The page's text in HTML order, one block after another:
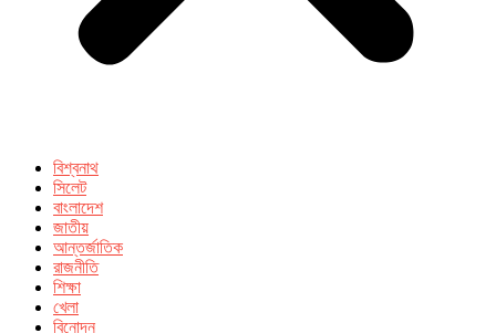
বিশ্বনাথ
সিলেট
বাংলাদেশ
জাতীয়
আন্তর্জাতিক
রাজনীতি
শিক্ষা
খেলা
বিনোদন